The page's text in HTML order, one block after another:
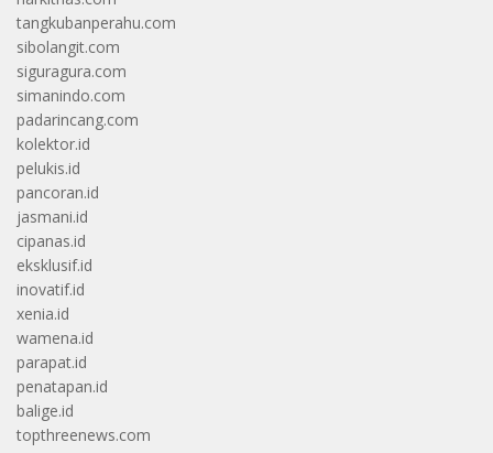
tangkubanperahu.com
sibolangit.com
siguragura.com
simanindo.com
padarincang.com
kolektor.id
pelukis.id
pancoran.id
jasmani.id
cipanas.id
eksklusif.id
inovatif.id
xenia.id
wamena.id
parapat.id
penatapan.id
balige.id
topthreenews.com